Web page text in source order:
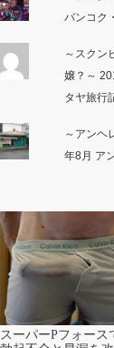
バンコク
～スクン
嬢？～
タヤ旅行
～アンヘ
年8月 ア